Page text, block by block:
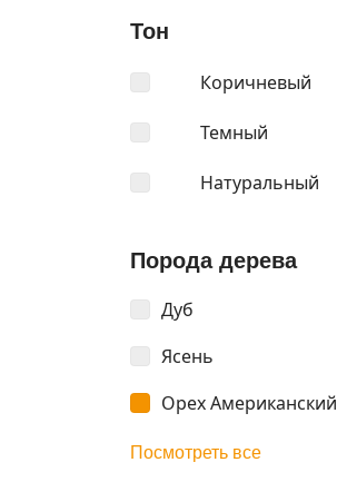
Тон
Коричневый
Темный
Натуральный
Порода дерева
Дуб
Ясень
Орех Американский
Посмотреть все